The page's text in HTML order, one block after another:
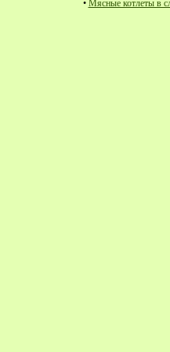
• Мясные котлеты в